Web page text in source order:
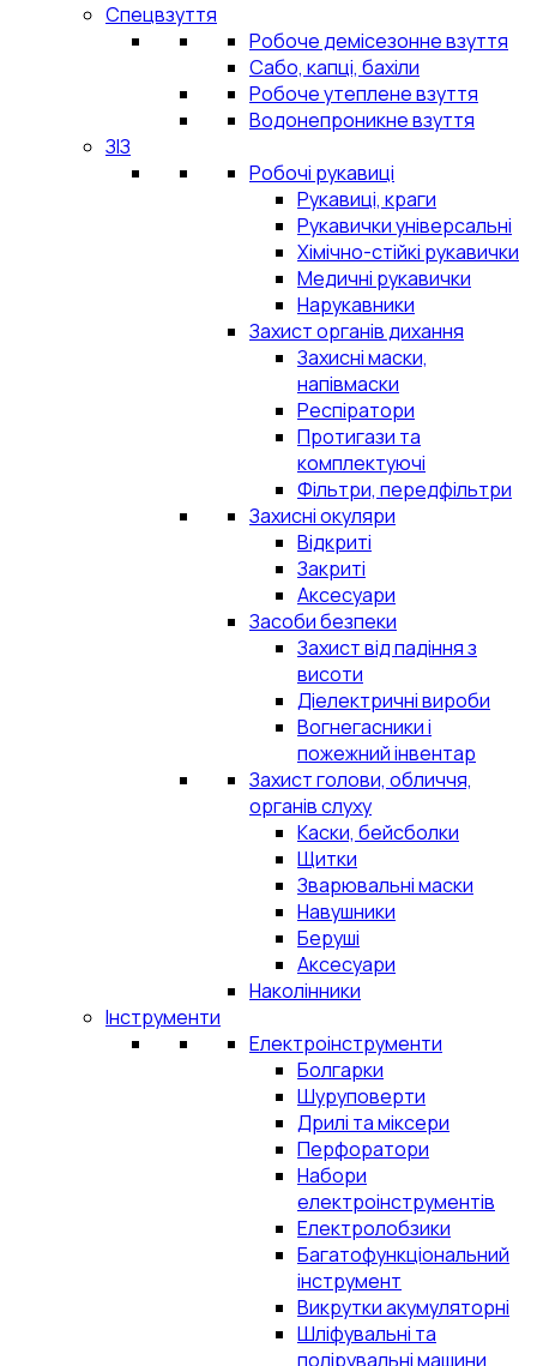
Спецвзуття
Робоче демісезонне взуття
Сабо, капці, бахіли
Робоче утеплене взуття
Водонепроникне взуття
ЗІЗ
Робочі рукавиці
Рукавиці, краги
Рукавички універсальні
Хімічно-стійкі рукавички
Медичні рукавички
Нарукавники
Захист органів дихання
Захисні маски,
напівмаски
Респіратори
Протигази та
комплектуючі
Фільтри, передфільтри
Захисні окуляри
Відкриті
Закриті
Аксесуари
Засоби безпеки
Захист від падіння з
висоти
Діелектричні вироби
Вогнегасники і
пожежний інвентар
Захист голови, обличчя,
органів слуху
Каски, бейсболки
Щитки
Зварювальні маски
Навушники
Беруші
Аксесуари
Наколінники
Інструменти
Електроінструменти
Болгарки
Шуруповерти
Дрилі та міксери
Перфоратори
Набори
електроінструментів
Електролобзики
Багатофункціональний
інструмент
Викрутки акумуляторні
Шліфувальні та
полірувальні машини